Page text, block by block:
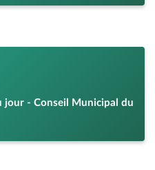
jour - Conseil Municipal du